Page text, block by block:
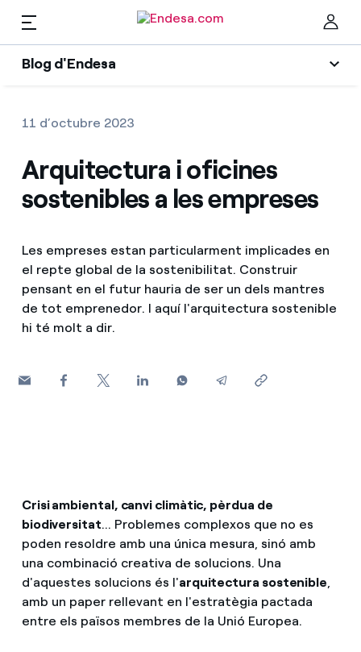
Blog d'Endesa
Climatització
Gas
Mobilitat
Solar
Electrodomèstics
Empreses i Autònoms
Troba la tarifa que més et convé
Compara les nostres tarifes d’empresa i estalvia
Per cada kWh que estalviïs, et descomptem un
Com puc veure les meves factures d'Endesa?
Ofertes per a autònoms i Pymes
Gestiones diverses comunitats de propietaris?
Gas
Manteniments
Solar
Blog
T'ajudem
CA
11 d’octubre 2023
Arquitectura i oficines
sostenibles a les empreses
Les empreses estan particularment implicades en
el repte global de la sostenibilitat. Construir
pensant en el futur hauria de ser un dels mantres
de tot emprenedor. I aquí l'arquitectura sostenible
hi té molt a dir.
Crisi ambiental, canvi climàtic, pèrdua de
biodiversitat... Problemes complexos que no es
poden resoldre amb una única mesura, sinó amb
una combinació creativa de solucions. Una
d'aquestes solucions és l'arquitectura sostenible,
amb un paper rellevant en l'estratègia pactada
entre els països membres de la Unió Europea.